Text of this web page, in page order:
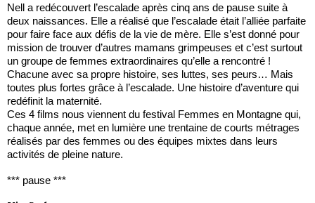
Nell a redécouvert l’escalade après cinq ans de pause suite à
deux naissances. Elle a réalisé que l’escalade était l’alliée parfaite
pour faire face aux défis de la vie de mère. Elle s’est donné pour
mission de trouver d’autres mamans grimpeuses et c’est surtout
un groupe de femmes extraordinaires qu’elle a rencontré !
Chacune avec sa propre histoire, ses luttes, ses peurs… Mais
toutes plus fortes grâce à l’escalade. Une histoire d’aventure qui
redéfinit la maternité.
Ces 4 films nous viennent du festival Femmes en Montagne qui,
chaque année, met en lumière une trentaine de courts métrages
réalisés par des femmes ou des équipes mixtes dans leurs
activités de pleine nature.
*** pause ***